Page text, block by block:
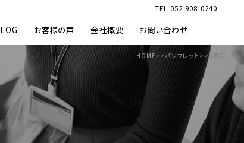
お客様の声 会社概要 お問い合わせ
TEL 052-908-0240
HOME>>パンフレット>>5頁目